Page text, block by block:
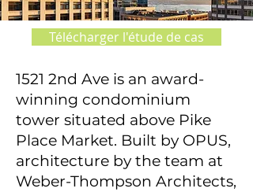
Télécharger l'étude de cas
1521 2nd Ave is an award-
winning condominium
tower situated above Pike
Place Market. Built by OPUS,
architecture by the team at
Weber-Thompson Architects,